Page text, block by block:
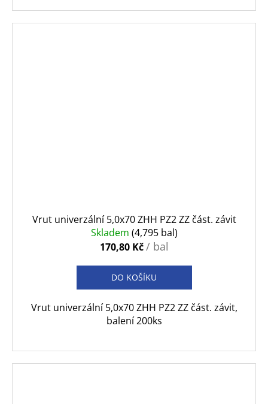
Vrut univerzální 5,0x70 ZHH PZ2 ZZ část. závit
Skladem (4,795 bal)
170,80 Kč/ bal
DO KOŠÍKU
Vrut univerzální 5,0x70 ZHH PZ2 ZZ část. závit,
balení 200ks